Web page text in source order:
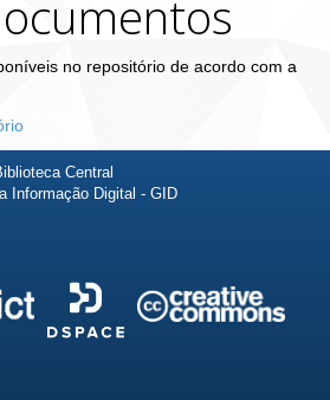
no repositório de acordo com a
Central
Informação Digital - GID